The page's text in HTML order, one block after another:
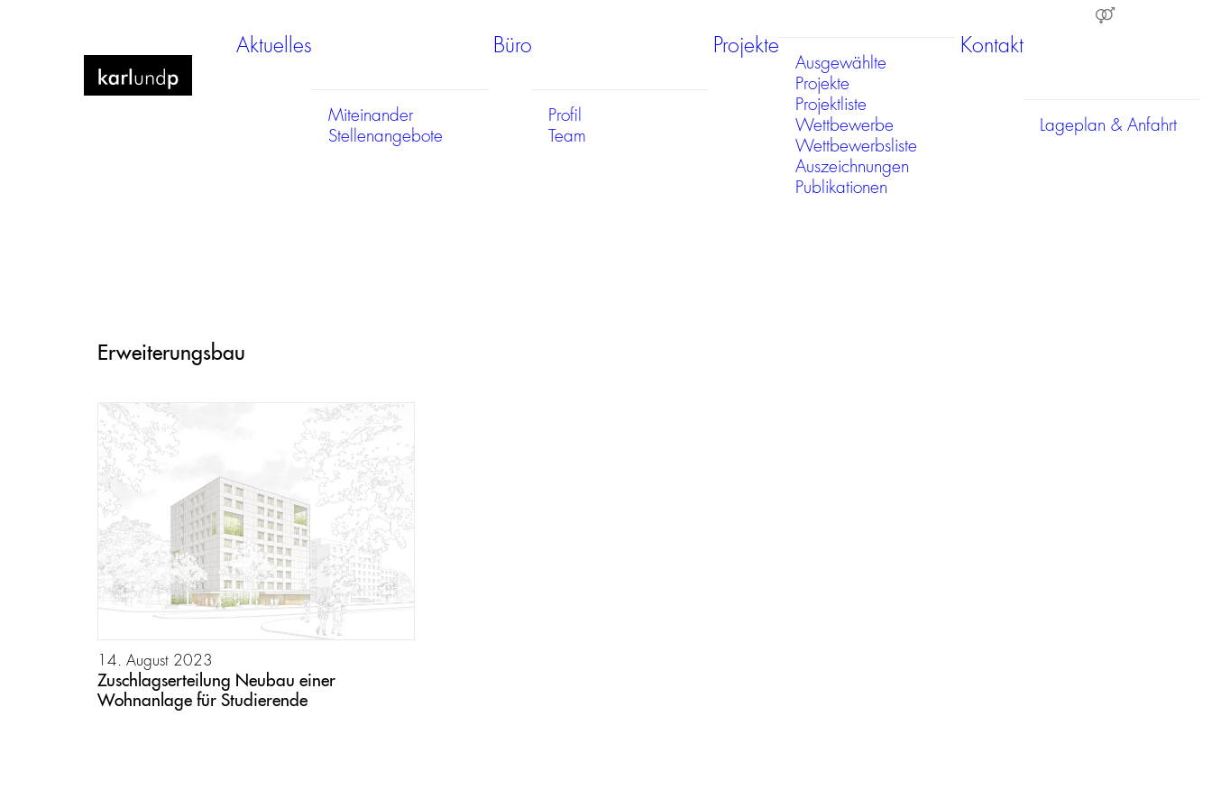
Aktuelles
Miteinander
Stellenangebote
Büro
Profil
Team
Projekte
Ausgewählte
Projekte
Projektliste
Wettbewerbe
Wettbewerbsliste
Auszeichnungen
Publikationen
Kontakt
Lageplan & Anfahrt
Erweiterungsbau
14. August 2023
Zuschlagserteilung Neubau einer
Wohnanlage für Studierende